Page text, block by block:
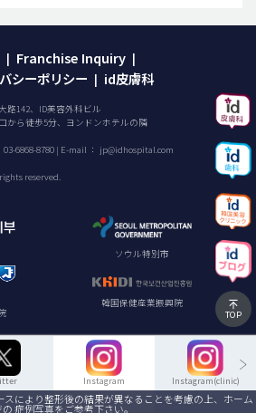
Instagram Instagram(clinic)
| Franchise Inquiry |
シーポリシー | id皮膚科
路142、ID美容外科ビル
から徒歩5分、ヨンドンホテルの隣
03-6868-8780 | E-mail ： jp@idhospital.com
reserved.
ソウル特別市
韓国保健産業振興院
TOP
により整形後の結果が異なることを考慮の上、ホーム
症例写真をご参考下さい。